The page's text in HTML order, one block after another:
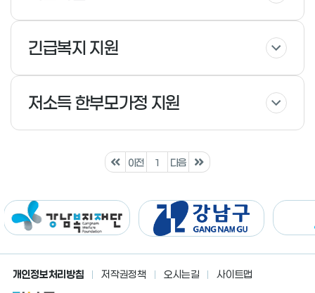
긴급복지 지원
저소득 한부모가정 지원
이전 1 다음
개인정보처리방침 저작권정책 오시는길 사이트맵